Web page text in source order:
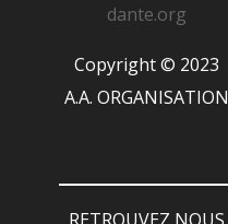
dante.org
Copyright © 2023
A.A. ORGANISATION